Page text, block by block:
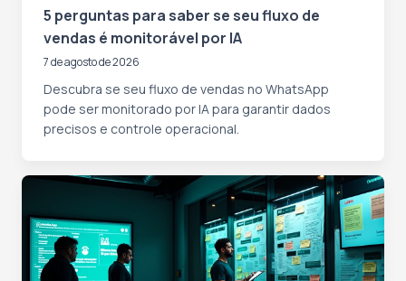
5 perguntas para saber se seu fluxo de
vendas é monitorável por IA
7 de agosto de 2026
Descubra se seu fluxo de vendas no WhatsApp
pode ser monitorado por IA para garantir dados
precisos e controle operacional.